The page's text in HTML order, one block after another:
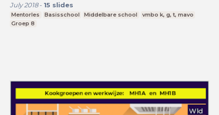
July 2018- 15 slides
Mentorles Basisschool Middelbare school
vmbo k, g, t, mavo
Groep 8